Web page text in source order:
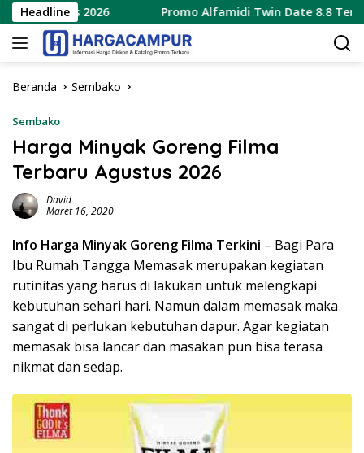
Langsung
ke
konten
Headline
2026 Promo Alfamidi Twin Date 8.8 Terbaru
Beranda Sembako
Sembako
Harga Minyak Goreng Filma
Terbaru Agustus 2026
David
Maret 16, 2020
Info Harga Minyak Goreng Filma Terkini – Bagi Para
Ibu Rumah Tangga Memasak merupakan kegiatan
rutinitas yang harus di lakukan untuk melengkapi
kebutuhan sehari hari. Namun dalam memasak maka
sangat di perlukan kebutuhan dapur. Agar kegiatan
memasak bisa lancar dan masakan pun bisa terasa
nikmat dan sedap.